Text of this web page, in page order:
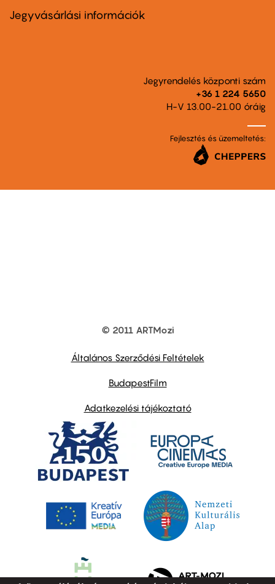
second
Jegyvásárlási információk
Jegyrendelés központi szám
+36 1 224 5650
H-V 13.00-21.00 óráig
Fejlesztés és üzemeltetés:
© 2011 ARTMozi
Általános Szerződési Feltételek
BudapestFilm
Adatkezelési tájékoztató